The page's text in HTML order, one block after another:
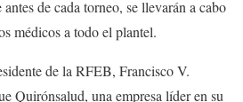
de cada torneo, se llevarán a cabo
médicos a todo el plantel.
de la RFEB, Francisco V.
Quirónsalud, una empresa líder en su